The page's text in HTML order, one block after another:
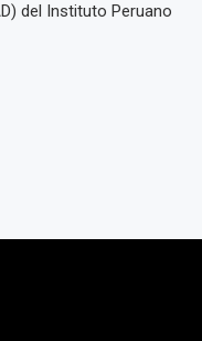
del Instituto Peruano